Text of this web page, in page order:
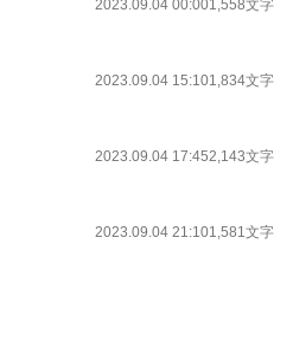
2023.09.04 00:001,558文字
2023.09.04 15:101,834文字
2023.09.04 17:452,143文字
2023.09.04 21:101,581文字